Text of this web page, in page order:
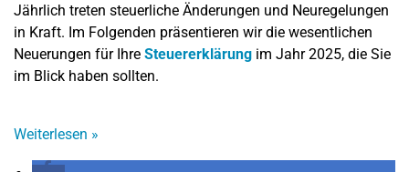
Jährlich treten steuerliche Änderungen und Neuregelungen
in Kraft. Im Folgenden präsentieren wir die wesentlichen
Neuerungen für Ihre Steuererklärung im Jahr 2025, die Sie
im Blick haben sollten.
Weiterlesen »